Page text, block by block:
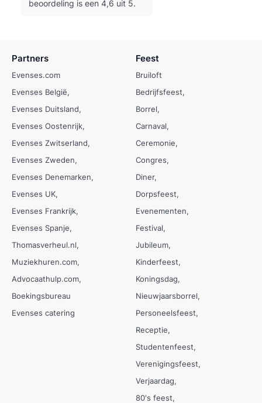
beoordeling is een 4,6 uit 5.
Partners
Evenses.com
Evenses België
Evenses Duitsland
Evenses Oostenrijk
Evenses Zwitserland
Evenses Zweden
Evenses Denemarken
Evenses UK
Evenses Frankrijk
Evenses Spanje
Thomasverheul.nl
Muziekhuren.com
Advocaathulp.com
Boekingsbureau
Evenses catering
Feest
Bruiloft
Bedrijfsfeest
Borrel
Carnaval
Ceremonie
Congres
Diner
Dorpsfeest
Evenementen
Festival
Jubileum
Kinderfeest
Koningsdag
Nieuwjaarsborrel
Personeelsfeest
Receptie
Studentenfeest
Verenigingsfeest
Verjaardag
80's feest